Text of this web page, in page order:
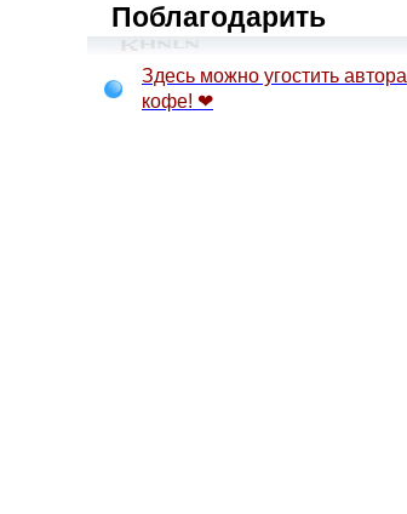
Поблагодарить
Здесь можно угостить автора
кофе! ❤